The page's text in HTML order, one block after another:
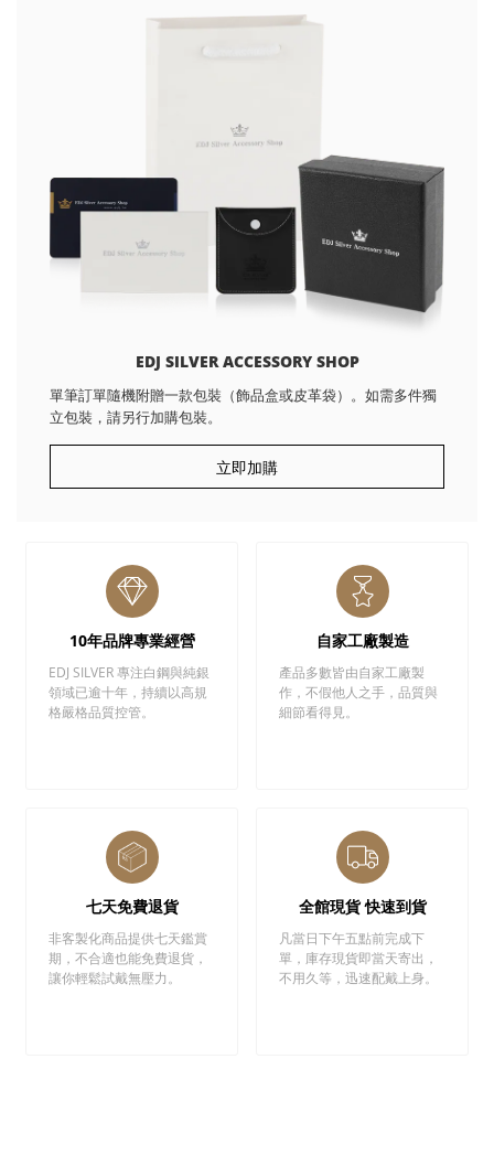
EDJ SILVER ACCESSORY SHOP
單筆訂單隨機附贈一款包裝（飾品盒或皮革袋）。如需多件獨
立包裝，請另行加購包裝。
立即加購
10年品牌專業經營
EDJ SILVER 專注白鋼與純銀
領域已逾十年，持續以高規
格嚴格品質控管。
自家工廠製造
產品多數皆由自家工廠製
作，不假他人之手，品質與
細節看得見。
七天免費退貨
非客製化商品提供七天鑑賞
期，不合適也能免費退貨，
讓你輕鬆試戴無壓力。
全館現貨 快速到貨
凡當日下午五點前完成下
單，庫存現貨即當天寄出，
不用久等，迅速配戴上身。